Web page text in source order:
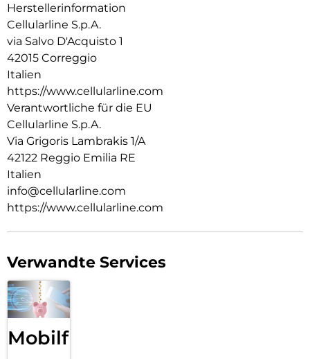
Herstellerinformation
Cellularline S.p.A.
via Salvo D'Acquisto 1
42015 Correggio
Italien
https://www.cellularline.com
Verantwortliche für die EU
Cellularline S.p.A.
Via Grigoris Lambrakis 1/A
42122 Reggio Emilia RE
Italien
info@cellularline.com
https://www.cellularline.com
Verwandte Services
Mobilfunk